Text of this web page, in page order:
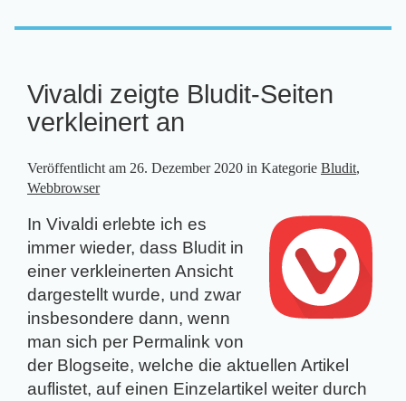
Vivaldi zeigte Bludit-Seiten
verkleinert an
Veröffentlicht am 26. Dezember 2020 in Kategorie Bludit,
Webbrowser
In Vivaldi erlebte ich es
immer wieder, dass Bludit in
einer verkleinerten Ansicht
dargestellt wurde, und zwar
insbesondere dann, wenn
man sich per Permalink von
der Blogseite, welche die aktuellen Artikel
auflistet, auf einen Einzelartikel weiter durch